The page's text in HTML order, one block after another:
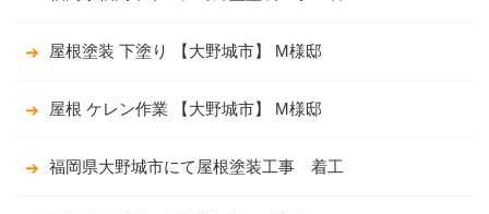
屋根塗装 下塗り 【大野城市】 M様邸
屋根 ケレン作業 【大野城市】 M様邸
福岡県大野城市にて屋根塗装工事 着工